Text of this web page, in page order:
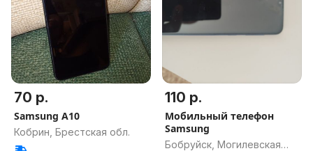
70 р.
Samsung A10
Кобрин, Брестская обл.
110 р.
Мобильный телефон
Samsung
Бобруйск, Могилевская